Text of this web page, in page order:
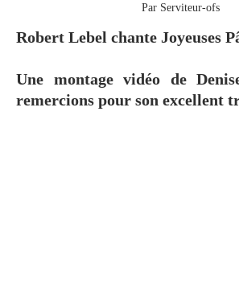
Par Serviteur-ofs
Robert Lebel chante Joyeuses
Une montage vidéo de
remercions pour son excellent